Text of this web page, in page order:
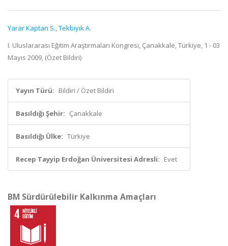
Yarar Kaptan S.,Tekbıyık A.
I. Uluslararası Eğitim Araştırmaları Kongresi, Çanakkale, Türkiye, 1 - 03
Mayıs 2009, (Özet Bildiri)
Yayın Türü: Bildiri / Özet Bildiri
Basıldığı Şehir: Çanakkale
Basıldığı Ülke: Türkiye
Recep Tayyip Erdoğan Üniversitesi Adresli: Evet
BM Sürdürülebilir Kalkınma Amaçları